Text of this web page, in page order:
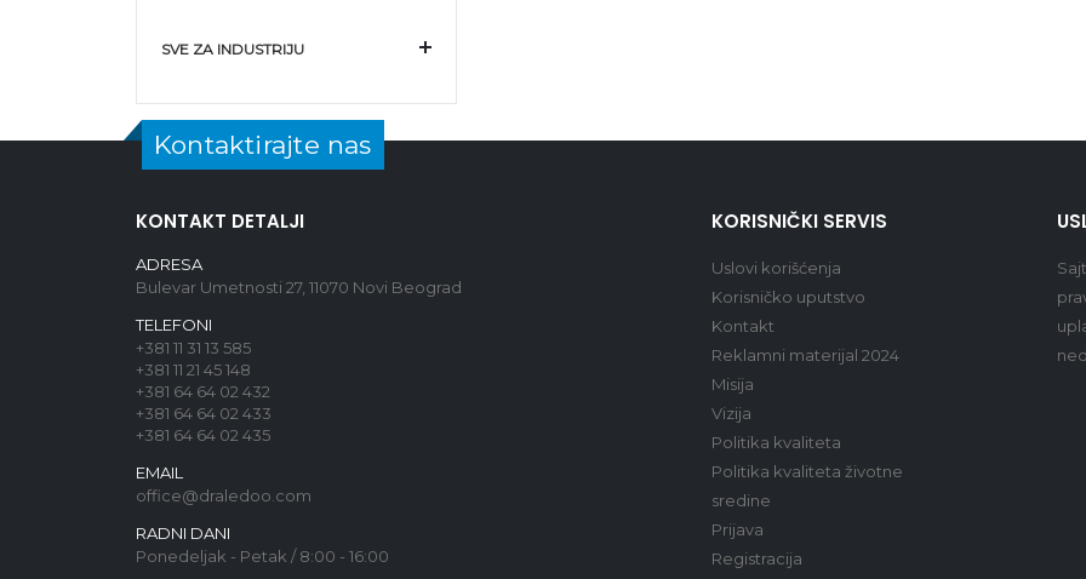
SVE ZA INDUSTRIJU
Kontaktirajte nas
KONTAKT DETALJI
ADRESA
Bulevar Umetnosti 27, 11070 Novi Beograd
TELEFONI
+381 11 31 13 585
+381 11 21 45 148
+381 64 64 02 432
+381 64 64 02 433
+381 64 64 02 435
EMAIL
office@draledoo.com
RADNI DANI
Ponedeljak - Petak / 8:00 - 16:00
KORISNIČKI SERVIS
Uslovi korišćenja
Korisničko uputstvo
Kontakt
Reklamni materijal 2024
Misija
Vizija
Politika kvaliteta
Politika kvaliteta životne
sredine
Prijava
Registracija
Sajt